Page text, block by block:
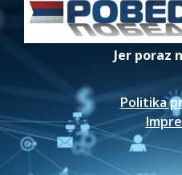
Jer poraz
Politika